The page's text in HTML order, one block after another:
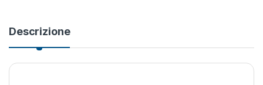
Descrizione